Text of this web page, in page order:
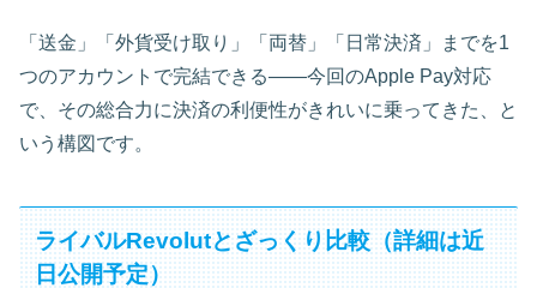
「送金」「外貨受け取り」「両替」「日常決済」までを1
つのアカウントで完結できる――今回のApple Pay対応
で、その総合力に決済の利便性がきれいに乗ってきた、と
いう構図です。
ライバルRevolutとざっくり比較（詳細は近
日公開予定）